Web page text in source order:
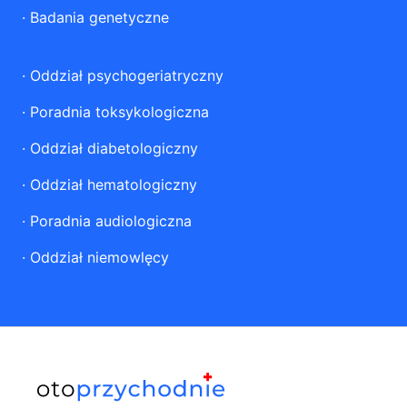
· Badania genetyczne
· Oddział psychogeriatryczny
· Poradnia toksykologiczna
· Oddział diabetologiczny
· Oddział hematologiczny
· Poradnia audiologiczna
· Oddział niemowlęcy